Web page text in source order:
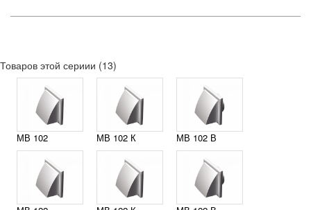
Товаров этой сериии (13)
МВ 102 МВ 102 К МВ 102 В